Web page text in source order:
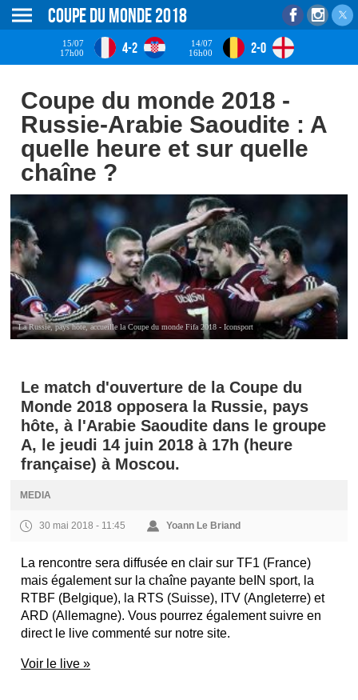
Coupe du monde 2018
15/07
17h00
4-2
14/07
16h00
2-0
Coupe du monde 2018 -
Russie-Arabie Saoudite : A
quelle heure et sur quelle
chaîne ?
La Russie, pays hôte, accueille la Coupe du monde Fifa 2018 - Iconsport
Le match d'ouverture de la Coupe du
Monde 2018 opposera la Russie, pays
hôte, à l'Arabie Saoudite dans le groupe
A, le jeudi 14 juin 2018 à 17h (heure
française) à Moscou.
MEDIA
30 mai 2018 - 11:45 Yoann Le Briand
La rencontre sera diffusée en clair sur TF1 (France)
mais également sur la chaîne payante beIN sport, la
RTBF (Belgique), la RTS (Suisse), ITV (Angleterre) et
ARD (Allemagne). Vous pourrez également suivre en
direct le live commenté sur notre site.
Voir le live »